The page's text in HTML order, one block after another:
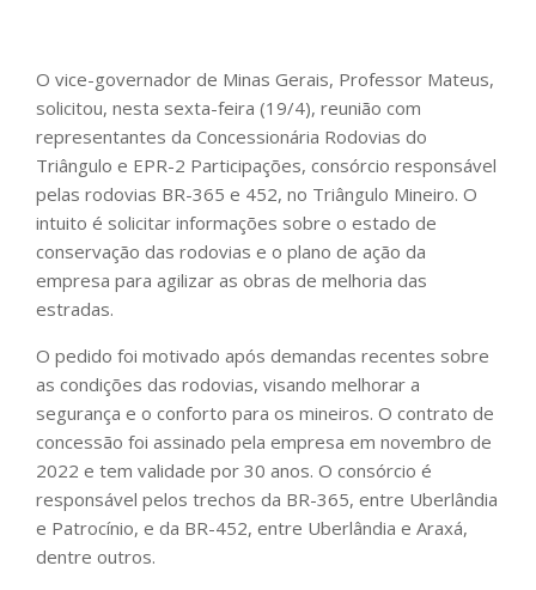
O vice-governador de Minas Gerais, Professor Mateus,
solicitou, nesta sexta-feira (19/4), reunião com
representantes da Concessionária Rodovias do
Triângulo e EPR-2 Participações, consórcio responsável
pelas rodovias BR-365 e 452, no Triângulo Mineiro. O
intuito é solicitar informações sobre o estado de
conservação das rodovias e o plano de ação da
empresa para agilizar as obras de melhoria das
estradas.
O pedido foi motivado após demandas recentes sobre
as condições das rodovias, visando melhorar a
segurança e o conforto para os mineiros. O contrato de
concessão foi assinado pela empresa em novembro de
2022 e tem validade por 30 anos. O consórcio é
responsável pelos trechos da BR-365, entre Uberlândia
e Patrocínio, e da BR-452, entre Uberlândia e Araxá,
dentre outros.